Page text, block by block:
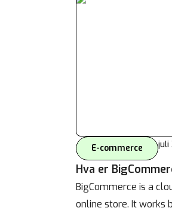
E-commerce juli
Hva er
BigCommerce is a
online store. It works